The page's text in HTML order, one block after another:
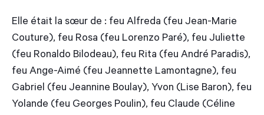
Elle était la sœur de : feu Alfreda (feu Jean-Marie
Couture), feu Rosa (feu Lorenzo Paré), feu Juliette
(feu Ronaldo Bilodeau), feu Rita (feu André Paradis),
feu Ange-Aimé (feu Jeannette Lamontagne), feu
Gabriel (feu Jeannine Boulay), Yvon (Lise Baron), feu
Yolande (feu Georges Poulin), feu Claude (Céline